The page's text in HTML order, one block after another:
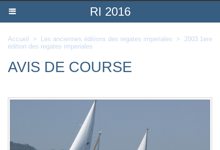
RI 2016
Accueil > Les anciennes éditions des regates imperiales >
2003 1ere
édition des regates imperiales
AVIS DE COURSE